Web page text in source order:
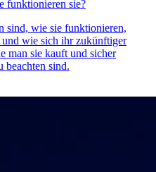
funktionieren sie?
sind, wie sie funktionieren,
wie sich ihr zukünftiger
man sie kauft und sicher
beachten sind.